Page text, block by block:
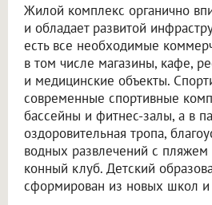
Жилой комплекс органично
и обладает развитой
есть все необходимые
в том числе магазины, кафе,
и медицинские объекты.
современные спортивные
бассейны и фитнес-залы, а в
оздоровительная тропа,
водных развлечений с
конный клуб. Детский
сформирован из новых школ и